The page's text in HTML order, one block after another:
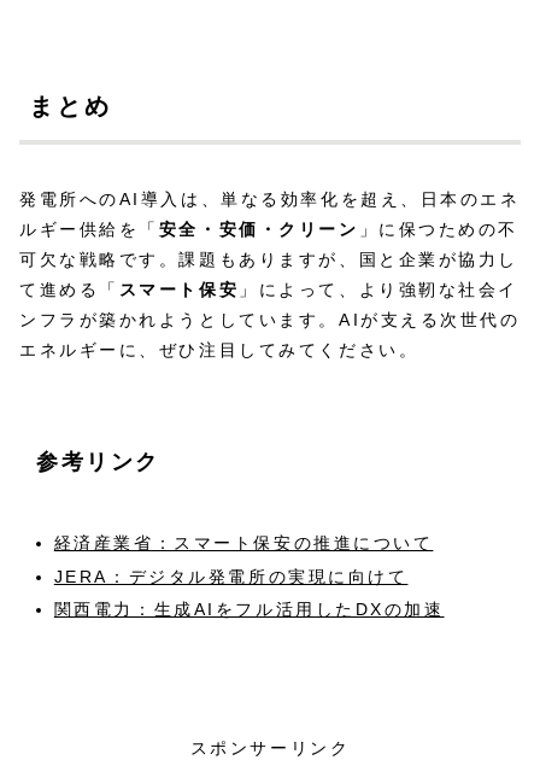
まとめ
発電所へのAI導入は、単なる効率化を超え、日本のエネ
ルギー供給を「 安全・安価・クリーン 」に保つための不
可欠な戦略です。課題もありますが、国と企業が協力し
て進める「 スマート保安 」によって、より強靭な社会イ
ンフラが築かれようとしています。AIが支える次世代の
エネルギーに、ぜひ注目してみてください。
参考リンク
経済産業省：スマート保安の推進について
JERA：デジタル発電所の実現に向けて
関西電力：生成AIをフル活用したDXの加速
スポンサーリンク